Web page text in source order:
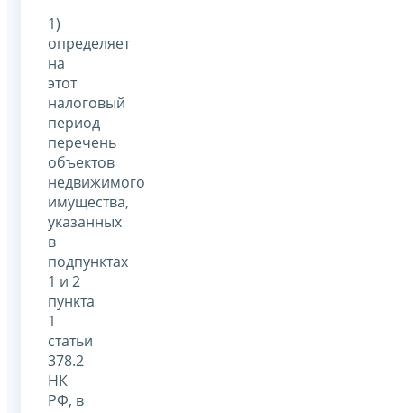
1)
определяет
на
этот
налоговый
период
перечень
объектов
недвижимого
имущества,
указанных
в
подпунктах
1 и 2
пункта
1
статьи
378.2
НК
РФ, в